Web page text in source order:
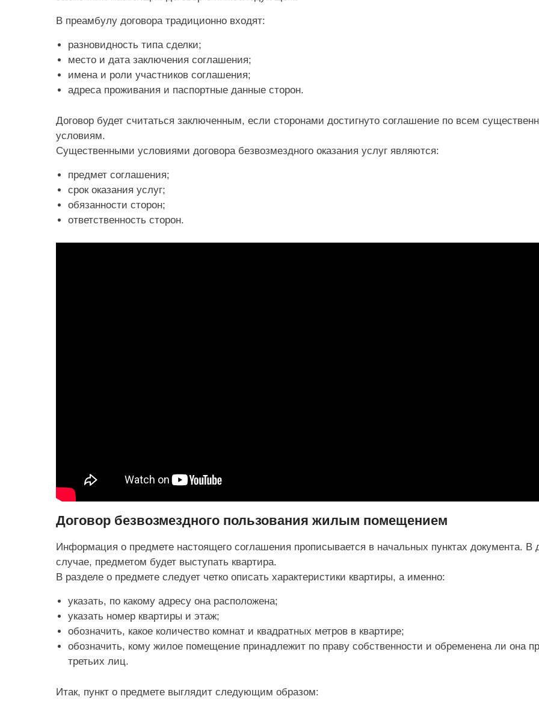
В преамбулу договора традиционно входят:
разновидность типа сделки;
место и дата заключения соглашения;
имена и роли участников соглашения;
адреса проживания и паспортные данные сторон.
Договор будет считаться заключенным, если сторонами достигнуто соглашение по всем
условиям.
Существенными условиями договора безвозмездного оказания услуг являются:
предмет соглашения;
срок оказания услуг;
обязанности сторон;
ответственность сторон.
Договор безвозмездного пользования жилым помещением
Информация о предмете настоящего соглашения прописывается в начальных пунктах документа. В
случае, предметом будет выступать квартира.
В разделе о предмете следует четко описать характеристики квартиры, а именно:
указать, по какому адресу она расположена;
указать номер квартиры и этаж;
обозначить, какое количество комнат и квадратных метров в квартире;
обозначить, кому жилое помещение принадлежит по праву собственности и обременена ли она
третьих лиц.
Итак, пункт о предмете выглядит следующим образом: